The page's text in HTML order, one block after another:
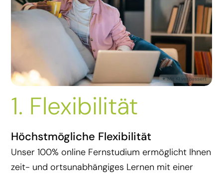
1. Flexibilität
Höchstmögliche Flexibilität
Unser 100% online Fernstudium ermöglicht Ihnen
zeit- und ortsunabhängiges Lernen mit einer